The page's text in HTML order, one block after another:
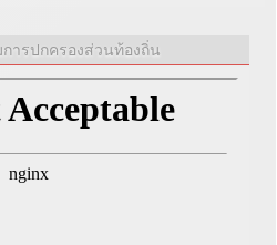
ารปกครองส่วนท้องถิ่น